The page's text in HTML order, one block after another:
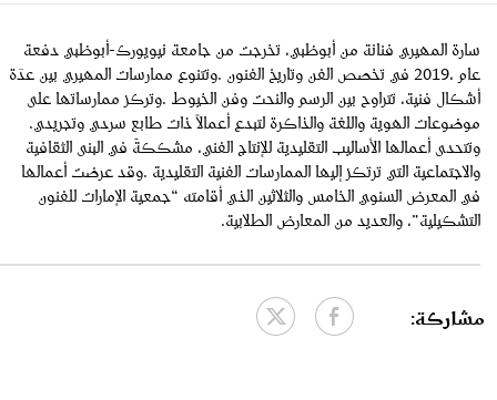
‬موضوعات‭ ‬الهوية‭ ‬واللغة‭ ‬والذاكرة‭ ‬لتبدع‭ ‬أعمالاً‭ ‬ذات‭ ‬طابع‭ ‬سردي‭ ‬وتجريدي‭.
‬التشكيلية”،‭ ‬والعديد‭ ‬من‭ ‬المعارض‭ ‬الطلابية‭.‬
مشاركة: